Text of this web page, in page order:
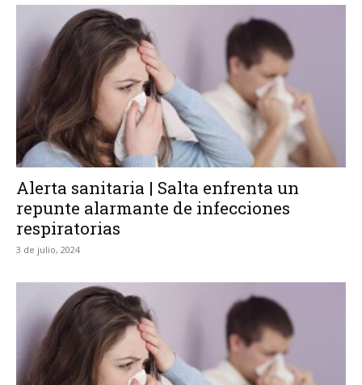
Alerta sanitaria | Salta enfrenta un
repunte alarmante de infecciones
respiratorias
3 de julio, 2024